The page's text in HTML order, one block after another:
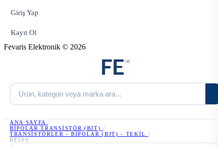
Giriş Yap
Kayıt Ol
Fevaris Elektronik © 2026
ANA SAYFA /
BIPOLAR TRANSISTÖR (BJT) /
TRANSISTÖRLER - BIPOLAR (BJT) - TEKIL
/
BF509